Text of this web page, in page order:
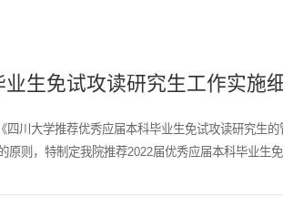
生免试攻读研究生工作实施
川大学推荐优秀应届本科毕业生免试攻读研究生
则，特制定我院推荐2022届优秀应届本科毕业生